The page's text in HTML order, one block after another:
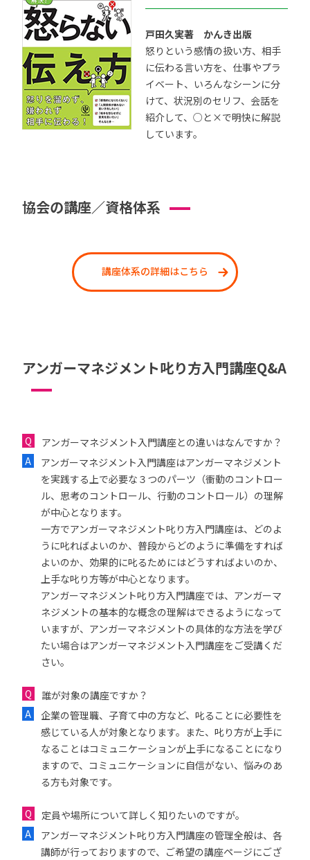
戸田久実著 かんき出版
怒りという感情の扱い方、相手
に伝わる言い方を、仕事やプラ
イベート、いろんなシーンに分
けて、状況別のセリフ、会話を
紹介して、○と×で明快に解説
しています。
協会の講座／資格体系
講座体系の詳細はこちら
アンガーマネジメント叱り方入門講座Q&A
アンガーマネジメント入門講座との違いはなんですか？
アンガーマネジメント入門講座はアンガーマネジメント
を実践する上で必要な３つのパーツ（衝動のコントロー
ル、思考のコントロール、行動のコントロール）の理解
が中心となります。
一方でアンガーマネジメント叱り方入門講座は、どのよ
うに叱ればよいのか、普段からどのように準備をすれば
よいのか、効果的に叱るためにはどうすればよいのか、
上手な叱り方等が中心となります。
アンガーマネジメント叱り方入門講座では、アンガーマ
ネジメントの基本的な概念の理解はできるようになって
いますが、アンガーマネジメントの具体的な方法を学び
たい場合はアンガーマネジメント入門講座をご受講くだ
さい。
誰が対象の講座ですか？
企業の管理職、子育て中の方など、叱ることに必要性を
感じている人が対象となります。また、叱り方が上手に
なることはコミュニケーションが上手になることになり
ますので、コミュニケーションに自信がない、悩みのあ
る方も対象です。
定員や場所について詳しく知りたいのですが。
アンガーマネジメント叱り方入門講座の管理全般は、各
講師が行っておりますので、ご希望の講座ページにござ